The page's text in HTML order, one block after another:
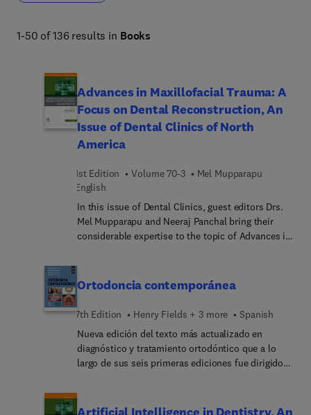
1-50 of 136 results in Books
Advances in Maxillofacial Trauma: A
Focus on Dental Reconstruction, An
Issue of Dental Clinics of North
America
1st Edition Volume 70-3
Mel Mupparapu
English
In this issue of Dental Clinics, guest editors Drs.
Mel Mupparapu and Neeraj Panchal bring their
considerable expertise to the topic of Advances in
advances in maxillofacial trauma management that
have resulted in improved diagnostic capabilities,
refined surgical techniques, and the development
of innovative materials and technologies to
enhance patient outcomes.
Ortodoncia contemporánea
7th Edition Henry Fields + 3 more
Spanish
Nueva edición del texto más actualizado en
diagnóstico y tratamiento ortodóntico que a lo
largo de sus seis primeras ediciones fue dirigido
el fallecimiento del Dr. Proffit, el Dr Henry Fields
Artificial Intelligence in Dentistry, An